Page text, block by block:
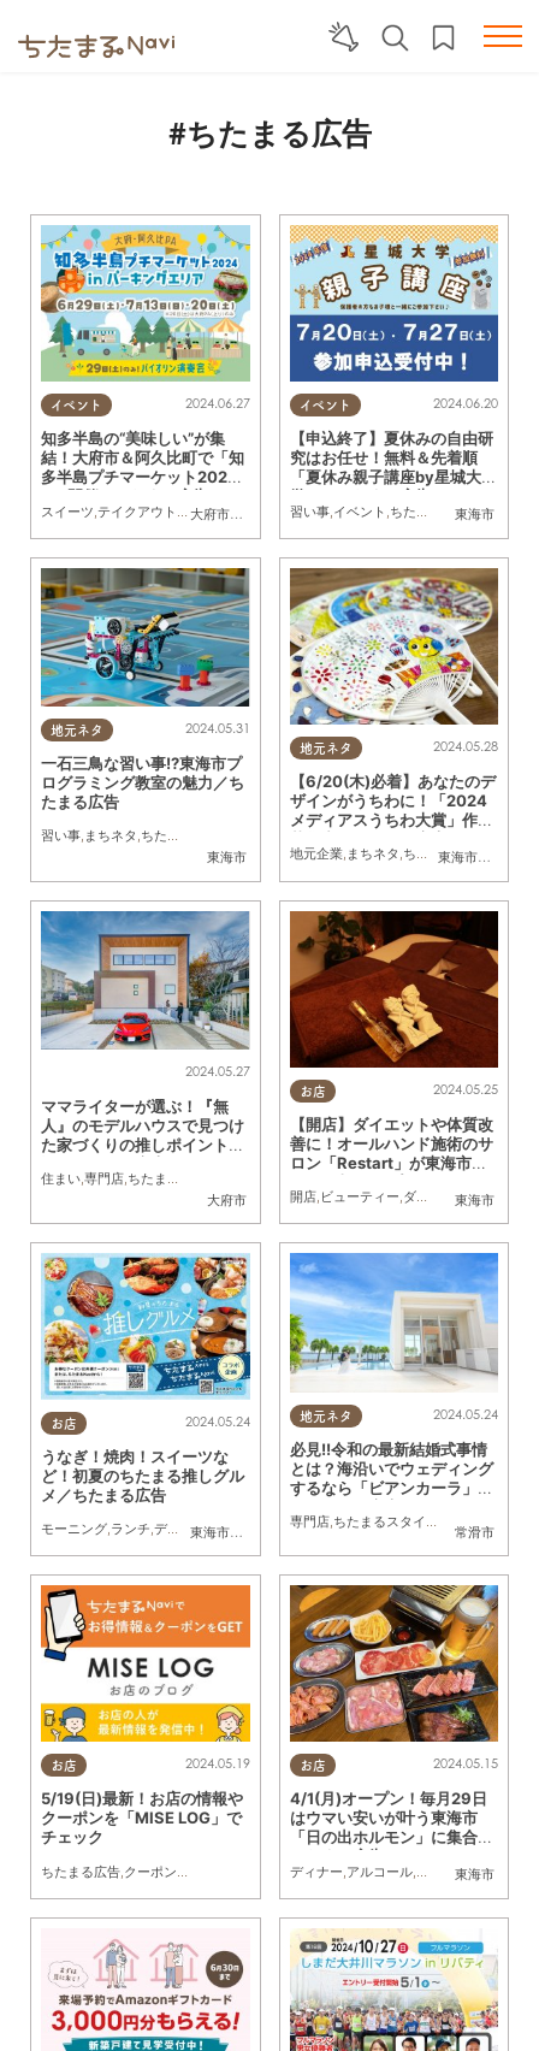
#ちたまる広告
イベント
大府市
,阿久比町
2024.06.27
知多半島の“美味しい”が集
結！大府市＆阿久比町で「知
多半島プチマーケット202
4」開催／ちたまる広告
スイーツ テイクアウト キッチンカー 地元企業,イベント ドライブ ちたまる広告
イベント
東海市
2024.06.20
【申込終了】夏休みの自由研
究はお任せ！無料＆先着順
「夏休み親子講座by星城大
学」／ちたまる広告
習い事, イベント ちたまる広告 ,親子
地元ネタ
東海市
2024.05.31
一石三鳥な習い事!?東海市プ
ログラミング教室の魅力／ち
たまる広告
習い事, まちネタ ,ちたまる広告
地元ネタ
東海市大府市
2024.05.28
【6/20(木)必着】あなたのデ
ザインがうちわに！「2024
メディアスうちわ大賞」作品
地元企業, まちネタ ,ちたまる広告
大府市
2024.05.27
ママライターが選ぶ！『無
人』のモデルハウスで見つけ
た家づくりの推しポイント3
住まい,専門店,ちたまる広告
お店
東海市
2024.05.25
【開店】ダイエットや体質改
善に！オールハンド施術のサ
ロン「Restart」が東海市に
広告
開店, ビューティー,ダイエット ,健康
お店
東海市
, 大府市 知多市,半田市
2024.05.24
うなぎ！焼肉！スイーツな
ど！初夏のちたまる推しグル
メ／ちたまる広告
モーニング,ランチ,ディナー ,アルコール スイーツ ,ちたまるスタイル掲載店,まとめ
地元ネタ
常滑市
2024.05.24
必見!!令和の最新結婚式事情
とは？海沿いでウェディング
するなら「ビアンカーラ」で
／ちたまる広告
専門店,ちたまるスタイル掲載店
お店 2024.05.19
5/19(日)最新！お店の情報や
クーポンを「MISE LOG」で
チェック
ちたまる広告 クーポン
お店
東海市
2024.05.15
4/1(月)オープン！毎月29日
はウマい安いが叶う東海市
「日の出ホルモン」に集合／
ちたまる広告
ディナー アルコール, ちたまる広告